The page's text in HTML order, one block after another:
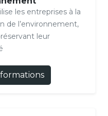
les entreprises à la
de l’environnement,
leur